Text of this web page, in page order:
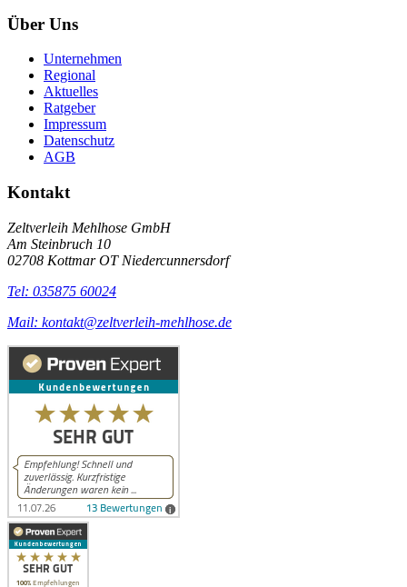
Über Uns
Unternehmen
Regional
Aktuelles
Ratgeber
Impressum
Datenschutz
AGB
Kontakt
Zeltverleih Mehlhose GmbH
Am Steinbruch 10
02708 Kottmar OT Niedercunnersdorf
Tel: 035875 60024
Mail: kontakt@zeltverleih-mehlhose.de